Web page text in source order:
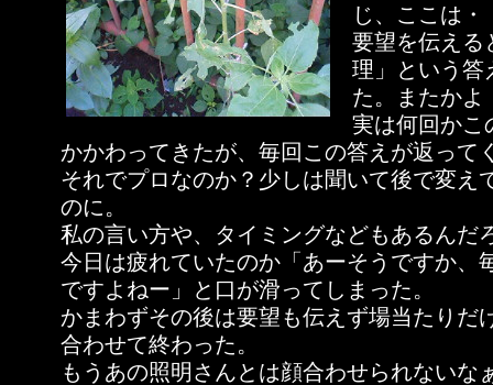
じ、ここは
要望を伝える
理」という答
た。またかよ
実は何回かこ
かかわってきたが、毎回この答えが返って
それでプロなのか？少しは聞いて後で変え
のに。
私の言い方や、タイミングなどもあるんだ
今日は疲れていたのか「あーそうですか、
ですよねー」と口が滑ってしまった。
かまわずその後は要望も伝えず場当たりだ
合わせて終わった。
もうあの照明さんとは顔合わせられないな